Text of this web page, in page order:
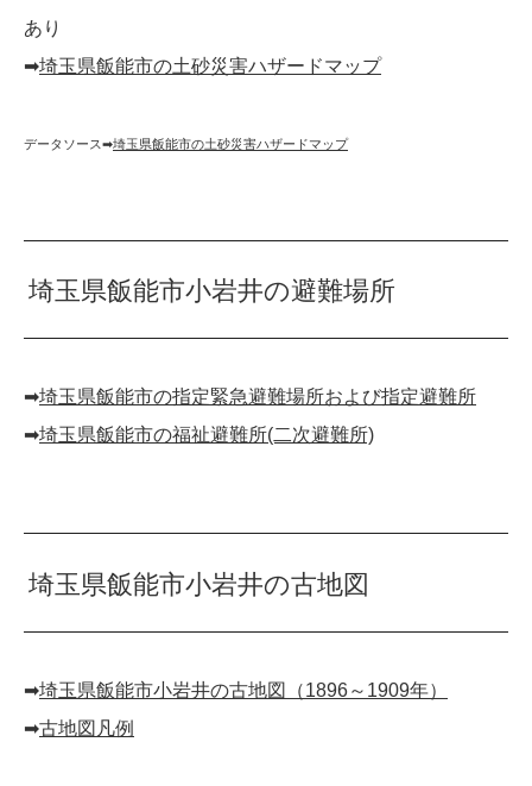
あり
➡︎埼玉県飯能市の土砂災害ハザードマップ
データソース➡︎埼玉県飯能市の土砂災害ハザードマップ
埼玉県飯能市小岩井の避難場所
➡︎埼玉県飯能市の指定緊急避難場所および指定避難所
➡︎埼玉県飯能市の福祉避難所(二次避難所)
埼玉県飯能市小岩井の古地図
➡︎埼玉県飯能市小岩井の古地図（1896～1909年）
➡︎古地図凡例